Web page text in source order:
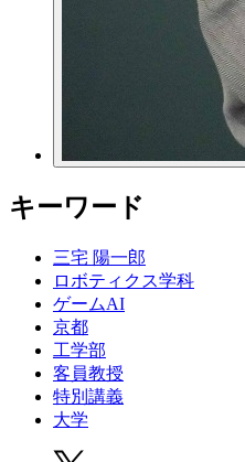
キーワード
三宅 陽一郎
ロボティクス学科
ゲームAI
京都
工学部
客員教授
特別講義
大学